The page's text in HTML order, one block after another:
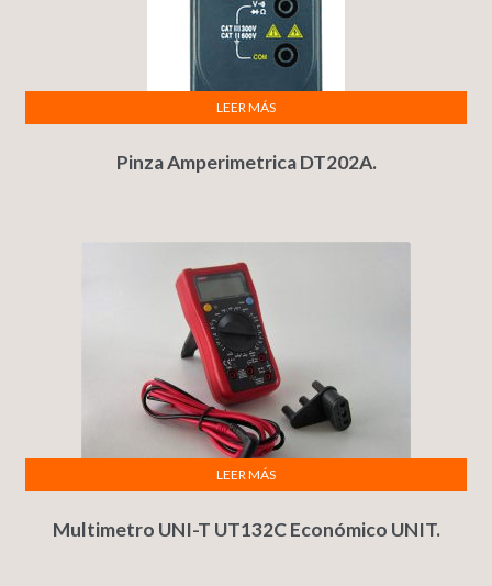
Pinza Amperimetrica DT202A.
LEER MÁS
Multimetro UNI-T UT132C Económico UNIT.
LEER MÁS